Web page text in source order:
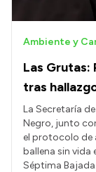
Las
tras
Ambiente y
La Secretaría
Negro, junto
el protocolo de
ballena sin vida
Séptima